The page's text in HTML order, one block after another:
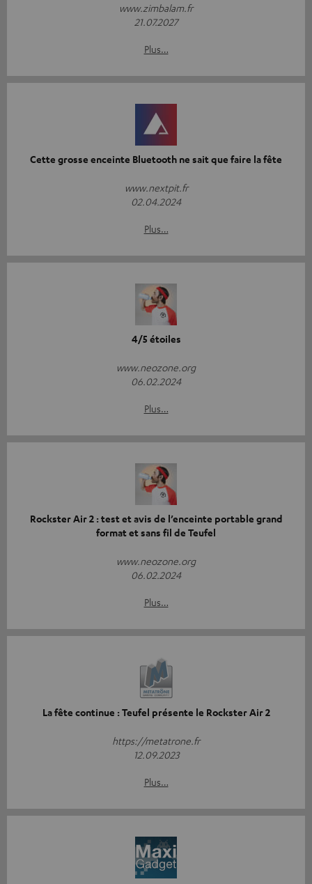
www.zimbalam.fr
21.07.2027
Plus…
Cette grosse enceinte Bluetooth ne sait que faire la fête
www.nextpit.fr
02.04.2024
Plus…
4/5 étoiles
www.neozone.org
06.02.2024
Plus…
Rockster Air 2 : test et avis de l’enceinte portable grand
format et sans fil de Teufel
www.neozone.org
06.02.2024
Plus…
La fête continue : Teufel présente le Rockster Air 2
https://metatrone.fr
12.09.2023
Plus…